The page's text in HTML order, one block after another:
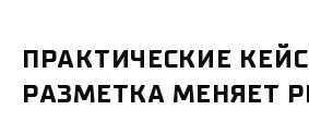
ПРАКТИЧЕСКИЕ
РАЗМЕТКА МЕНЯЕТ